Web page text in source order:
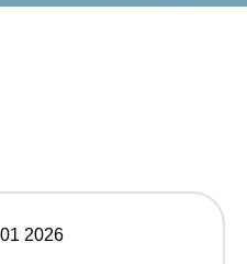
2026